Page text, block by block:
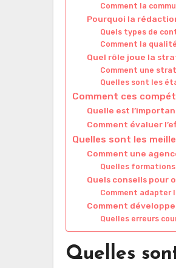
Comment la
Pourquoi la
Quels types de
Comment la
Quel rôle joue la
Comment une
Quelles sont les
Comment ces
Quelle est
Comment évaluer
Quelles sont les
Comment une
Quelles
Quels conseils pour
Comment adapter
Comment
Quelles erreurs
Quelles